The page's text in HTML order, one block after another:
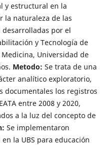
y estructural en la
la naturaleza de las
por el
y Tecnología de
Medicina, Universidad de
Metodo: Se trata de una
analítico exploratorio,
documentales los registros
entre 2008 y 2020,
a la luz del concepto de
Se implementaron
la UBS para educación